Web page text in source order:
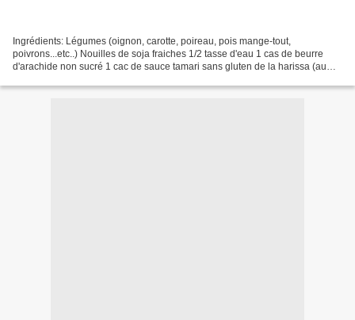
Ingrédients: Légumes (oignon, carotte, poireau, pois mange-tout,
poivrons...etc..) Nouilles de soja fraiches 1/2 tasse d'eau 1 cas de beurre
d'arachide non sucré 1 cac de sauce tamari sans gluten de la harissa (au